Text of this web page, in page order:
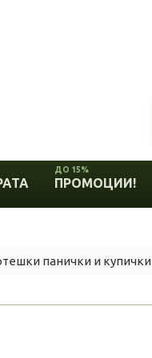
ПРОМОЦИИ!
ДО 15%
панички и купички